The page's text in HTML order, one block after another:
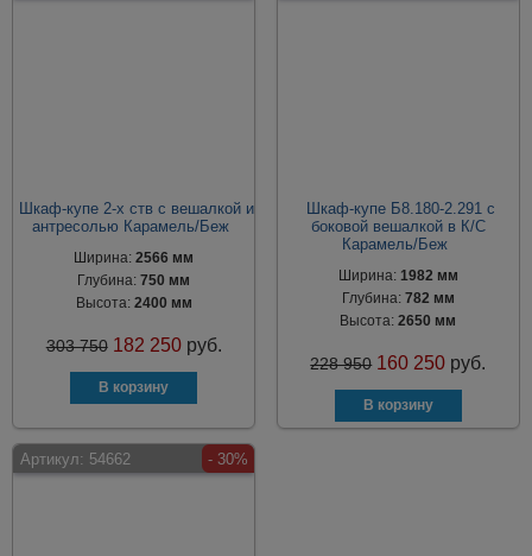
Шкаф-купе 2-х ств с вешалкой и
антресолью Карамель/Беж
Ширина:2566 мм
Глубина:750 мм
Высота: 2400 мм
303 750 182 250 руб.
Шкаф-купе Б8.180-2.291 с
боковой вешалкой в К/С
Карамель/Беж
Ширина: 1982 мм
Глубина: 782 мм
Высота:2650 мм
228 950 160 250 руб.
Артикул: 54662 - 30%